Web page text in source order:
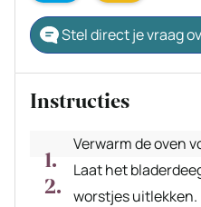
Stel direct je vraag
Instructies
Verwarm de oven
Laat het
worstjes uitlekken.